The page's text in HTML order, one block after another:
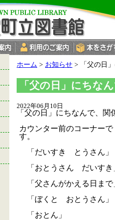
現
の
置：
ホーム > お知らせ > 「父の日
「父の日」にちな
2022年06月10日
「父の日」にちなんで、関
カウンター前のコーナー
す。
「だいすき とうさん」
「おとうさん だいすき
「父さんがかえる日まで
「ぼくと おとうさん」
「おとん」